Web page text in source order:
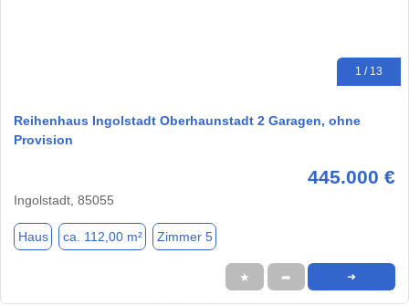
1 / 13
Reihenhaus Ingolstadt Oberhaunstadt 2 Garagen, ohne
Provision
445.000 €
Ingolstadt, 85055
Haus ca. 112,00 m² Zimmer 5
★ ➦ ➜